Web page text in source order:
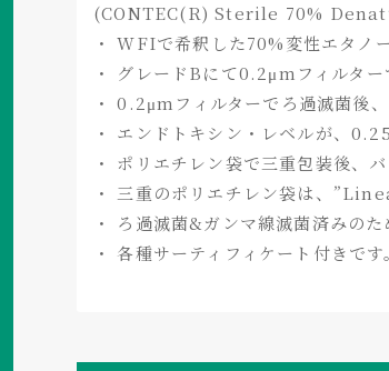
(CONTEC(R) Sterile 70%
・ WFIで希釈した70%変性エタノ
・ グレードBにて0.2μmフィルタ
・ 0.2μmフィルターでろ過滅菌後
・ エンドトキシン・レベルが、
・ ポリエチレン袋で三重包装後、
・ 三重のポリエチレン袋は、
・ ろ過滅菌&ガンマ線滅菌済みの
・ 各種サーティフィケート付きです